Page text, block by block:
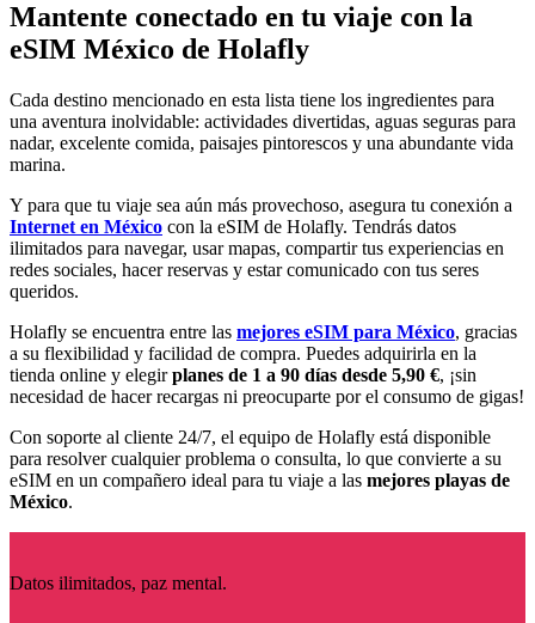
Mantente conectado en tu viaje con la
eSIM México de Holafly
Cada destino mencionado en esta lista tiene los ingredientes para
una aventura inolvidable: actividades divertidas, aguas seguras para
nadar, excelente comida, paisajes pintorescos y una abundante vida
marina.
Y para que tu viaje sea aún más provechoso, asegura tu conexión a
Internet en México con la eSIM de Holafly. Tendrás datos
ilimitados para navegar, usar mapas, compartir tus experiencias en
redes sociales, hacer reservas y estar comunicado con tus seres
queridos.
Holafly se encuentra entre las mejores eSIM para México, gracias
a su flexibilidad y facilidad de compra. Puedes adquirirla en la
tienda online y elegirplanes de 1 a 90 días desde 5,90 €, ¡sin
necesidad de hacer recargas ni preocuparte por el consumo de gigas!
Con soporte al cliente 24/7, el equipo de Holafly está disponible
para resolver cualquier problema o consulta, lo que convierte a su
eSIM en un compañero ideal para tu viaje a las mejores playas de
México.
Datos ilimitados, paz mental.